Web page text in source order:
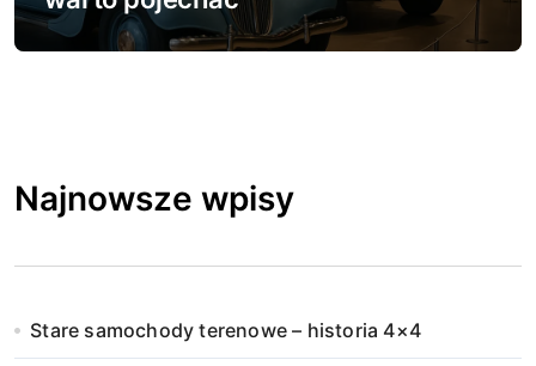
Najnowsze wpisy
Stare samochody terenowe – historia 4×4